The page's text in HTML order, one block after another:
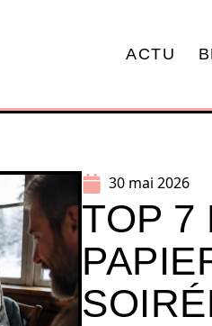
ACTU
30 mai 2026
TOP 7